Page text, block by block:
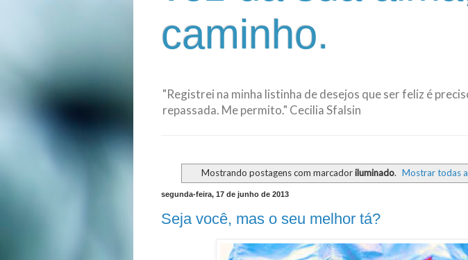
caminho.
"Registrei na minha listinha de desejos que ser feliz é
repassada. Me permito." Cecilia Sfalsin
Mostrando postagens com marcadoriluminado. Mostrar todas
segunda-feira, 17 de junho de 2013
Seja você, mas o seu melhor tá?